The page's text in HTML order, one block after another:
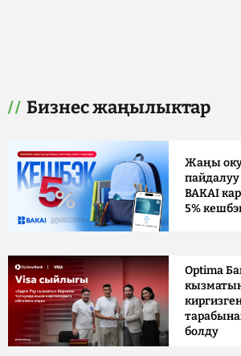
Бизнес жаңылыктар
Жаңы
BAKAI
5%
Optima
болду